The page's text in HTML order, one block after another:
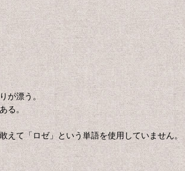
が漂う。
る。
て「ロゼ」という単語を使用していません。